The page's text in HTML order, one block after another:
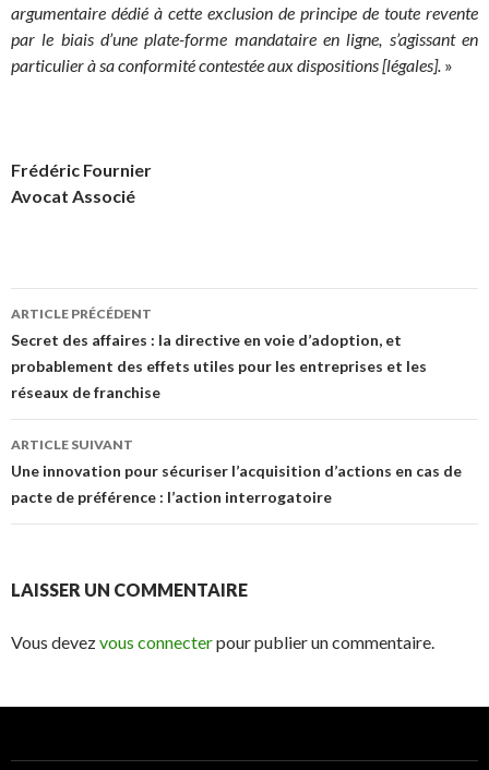
argumentaire dédié à cette exclusion de principe de toute revente
par le biais d’une plate-forme mandataire en ligne, s’agissant en
particulier à sa conformité contestée aux dispositions [légales]. »
Frédéric Fournier
Avocat Associé
Navigation
des
articles
ARTICLE PRÉCÉDENT
Secret des affaires : la directive en voie d’adoption, et
probablement des effets utiles pour les entreprises et les
réseaux de franchise
ARTICLE SUIVANT
Une innovation pour sécuriser l’acquisition d’actions en cas de
pacte de préférence : l’action interrogatoire
LAISSER UN COMMENTAIRE
Vous devezvous connecterpour publier un commentaire.